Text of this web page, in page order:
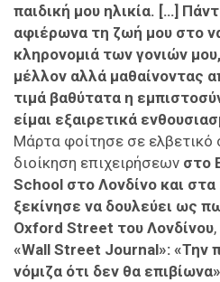
παιδική μου ηλικία. […]
αφιέρωνα τη ζωή μου στο
κληρονομιά των γονιών
μέλλον αλλά μαθαίνοντας
τιμά βαθύτατα η
είμαι εξαιρετικά
Μάρτα φοίτησε σε ελβετικό
διοίκηση επιχειρήσεων στο
School στο Λονδίνο και στα
ξεκίνησε να δουλεύει ως
Oxford Street του Λονδίνου
«Wall Street Journal»: «Την
νόμιζα ότι δεν θα